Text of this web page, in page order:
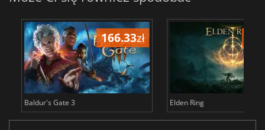
166.33zł
Baldur's Gate 3 Elden Ring